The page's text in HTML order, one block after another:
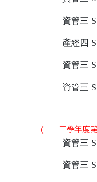
資管三
產經四
資管三
資管三
(一一三學年度
資管三
資管三